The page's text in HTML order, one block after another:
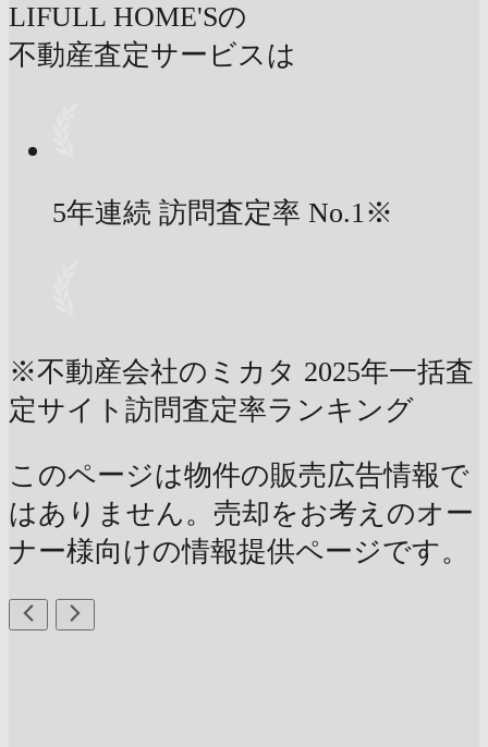
LIFULL HOME'Sの
不動産査定サービスは
5年連続 訪問査定率 No.1※
※不動産会社のミカタ 2025年一括査
定サイト訪問査定率ランキング
このページは物件の販売広告情報で
はありません。売却をお考えのオー
ナー様向けの情報提供ページです。